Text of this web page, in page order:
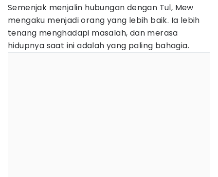
Semenjak menjalin hubungan dengan Tul, Mew
mengaku menjadi orang yang lebih baik. Ia lebih
tenang menghadapi masalah, dan merasa
hidupnya saat ini adalah yang paling bahagia.